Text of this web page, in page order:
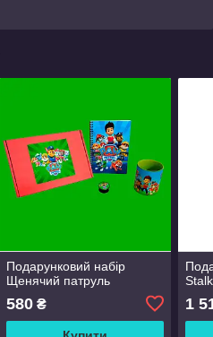
Подарунковий набір
Щенячий патруль
580₴ 1